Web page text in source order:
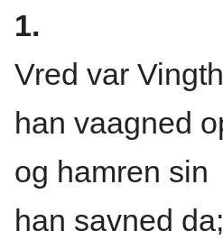
1.
Vred var
han vaagned
og hamren sin
han savned da;